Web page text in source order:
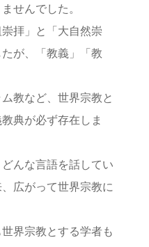
せんでした。
拝」と「大自然崇
が、「教義」「教
教など、世界宗教と
典が必ず存在しま
んな言語を話してい
広がって世界宗教に
界宗教とする学者も